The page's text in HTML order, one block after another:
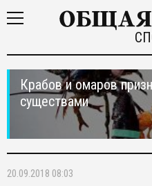
Крабов и омаров
существами
20.09.2018 08:03